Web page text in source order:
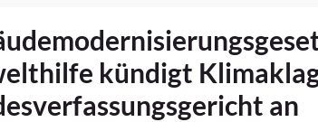
kündigt
an